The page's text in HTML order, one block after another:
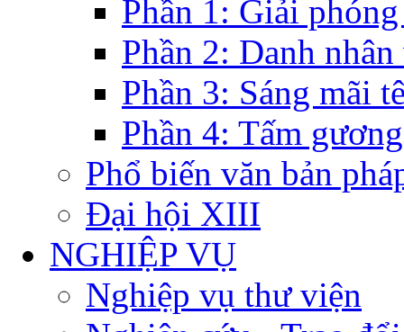
Phần 1: Giải
Phần 2: Danh nhân
Phần 3: Sáng mãi
Phần 4: Tấm
Phổ biến văn bản
Đại hội XIII
NGHIỆP VỤ
Nghiệp vụ thư viện